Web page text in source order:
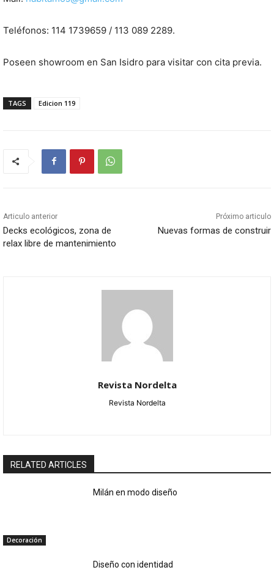
Teléfonos: 114 1739659 / 113 089 2289.
Poseen showroom en San Isidro para visitar con cita previa.
TAGS Edicion 119
Articulo anterior
Decks ecológicos, zona de
relax libre de mantenimiento
Próximo articulo
Nuevas formas de construir
Revista Nordelta
Revista Nordelta
RELATED ARTICLES
Decoración
Milán en modo diseño
Diseño con identidad